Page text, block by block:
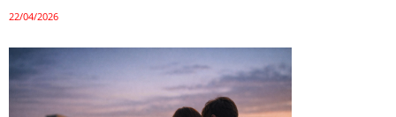
22/04/2026